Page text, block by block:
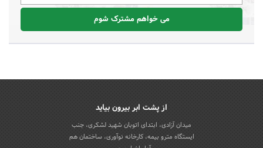
می خواهم مشترک شوم
از پشت ابر بیرون بیاید
میدان آزادی، ابتدای اتوبان شهید لشکری، جنب
ایستگاه مترو بیمه، کارخانه نوآوری، ساختمان هم